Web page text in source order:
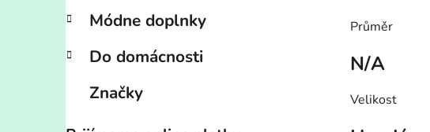
Módne doplnky
Do domácnosti
Značky
Průměr
N/A
Velikost